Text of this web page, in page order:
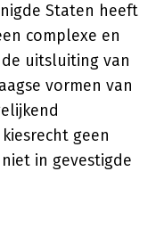
Staten heeft
complexe en
uitsluiting van
vormen van
geen
in gevestigde